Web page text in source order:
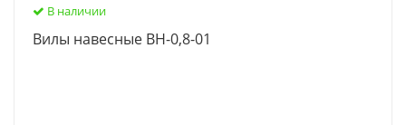
В наличии
Вилы навесные ВН-0,8-01